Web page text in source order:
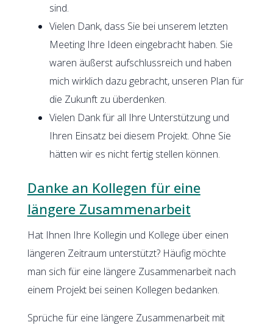
sind.
Vielen Dank, dass Sie bei unserem letzten
Meeting Ihre Ideen eingebracht haben. Sie
waren äußerst aufschlussreich und haben
mich wirklich dazu gebracht, unseren Plan für
die Zukunft zu überdenken.
Vielen Dank für all Ihre Unterstützung und
Ihren Einsatz bei diesem Projekt. Ohne Sie
hätten wir es nicht fertig stellen können.
Danke an Kollegen für eine
längere Zusammenarbeit
Hat Ihnen Ihre Kollegin und Kollege über einen
längeren Zeitraum unterstützt? Häufig möchte
man sich für eine längere Zusammenarbeit nach
einem Projekt bei seinen Kollegen bedanken.
Sprüche für eine längere Zusammenarbeit mit